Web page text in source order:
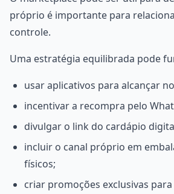
próprio é importante para
controle.
Uma estratégia equilibrada pode
usar aplicativos para alcançar
incentivar a recompra pelo
divulgar o link do cardápio
incluir o canal próprio em
físicos;
criar promoções exclusivas